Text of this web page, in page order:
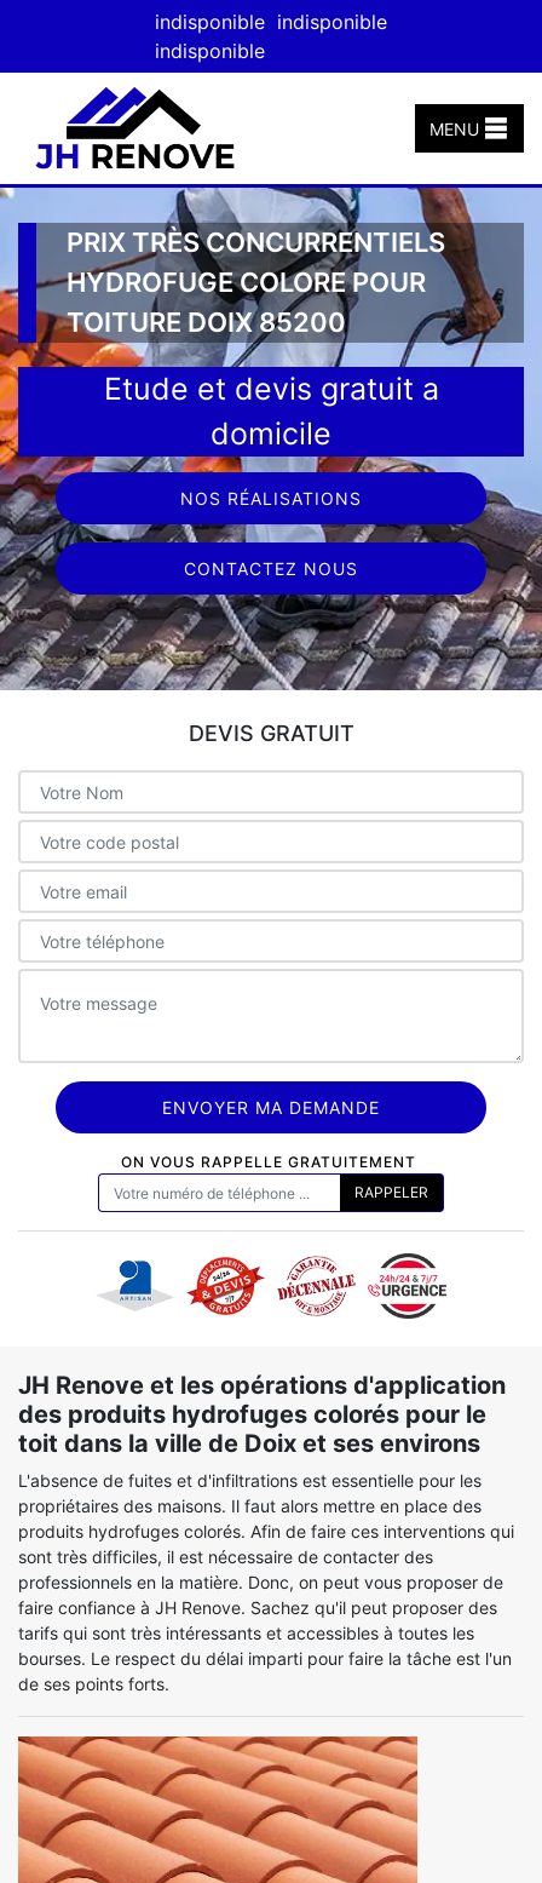
indisponible indisponible
indisponible
MENU
PRIX TRÈS CONCURRENTIELS
HYDROFUGE COLORE POUR
TOITURE DOIX 85200
Etude et devis gratuit a
domicile
NOS RÉALISATIONS
CONTACTEZ NOUS
DEVIS GRATUIT
ON VOUS RAPPELLE GRATUITEMENT
JH Renove et les opérations d'application
des produits hydrofuges colorés pour le
toit dans la ville de Doix et ses environs
L'absence de fuites et d'infiltrations est essentielle pour les
propriétaires des maisons. Il faut alors mettre en place des
produits hydrofuges colorés. Afin de faire ces interventions qui
sont très difficiles, il est nécessaire de contacter des
professionnels en la matière. Donc, on peut vous proposer de
faire confiance à JH Renove. Sachez qu'il peut proposer des
tarifs qui sont très intéressants et accessibles à toutes les
bourses. Le respect du délai imparti pour faire la tâche est l'un
de ses points forts.